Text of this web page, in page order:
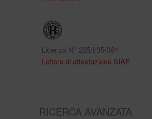
Licenza N° 235/I/05-364
Lettera di attestazione SIAE
RICERCA AVANZATA